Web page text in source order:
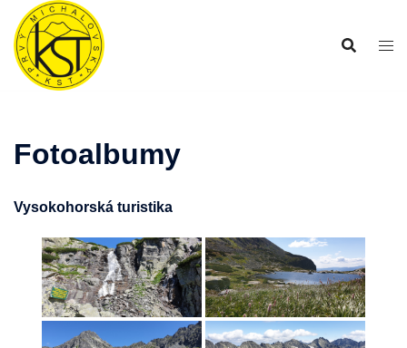
Preskočiť
obsah
Fotoalbumy
Vysokohorská turistika